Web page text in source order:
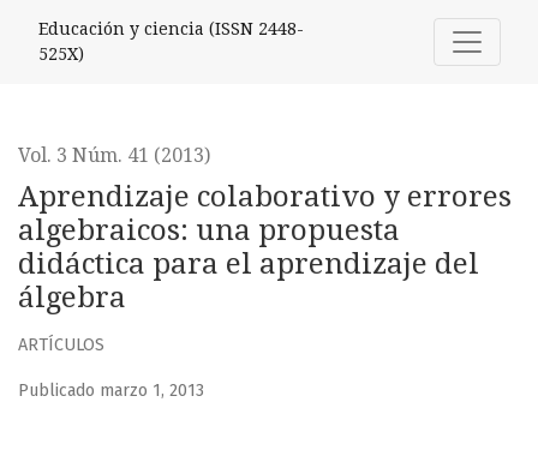
Aprendizaje colaborativo y errores algebraicos: una
Educación y ciencia (ISSN 2448-
525X)
Vol. 3 Núm. 41 (2013)
Aprendizaje colaborativo y errores
algebraicos: una propuesta
didáctica para el aprendizaje del
álgebra
ARTÍCULOS
Publicado marzo 1, 2013